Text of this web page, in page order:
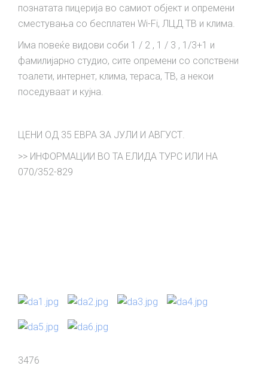
познатата пицерија во самиот објект и опремени
сместувања со бесплатен Wi-Fi, ЛЦД ТВ и клима.
Има повеќе видови соби 1 / 2 , 1 / 3 , 1/3+1 и
фамилијарно студио, сите опремени со сопствени
тоалети, интернет, клима, тераса, ТВ, а некои
поседуваат и кујна.
ЦЕНИ ОД 35 ЕВРА ЗА ЈУЛИ И АВГУСТ.
>> ИНФОРМАЦИИ ВО ТА ЕЛИДА ТУРС ИЛИ НА
070/352-829
3476